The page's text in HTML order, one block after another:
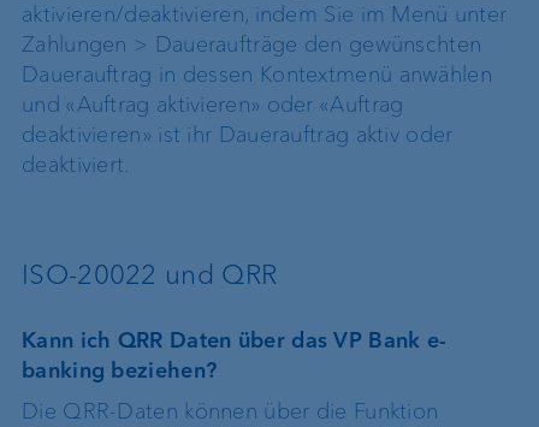
aktivieren/deaktivieren, indem Sie im Menü unter
Zahlungen > Daueraufträge den gewünschten
Dauerauftrag in dessen Kontextmenü anwählen
und «Auftrag aktivieren» oder «Auftrag
deaktivieren» ist ihr Dauerauftrag aktiv oder
deaktiviert.
ISO-20022 und QRR
Kann ich QRR Daten über das VP Bank e-
banking beziehen?
Die QRR-Daten können über die Funktion